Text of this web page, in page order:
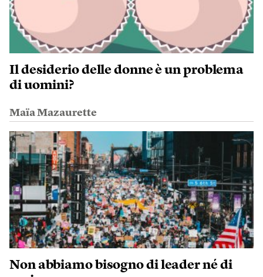
Il desiderio delle donne è un problema
di uomini?
Maïa Mazaurette
Non abbiamo bisogno di leader né di